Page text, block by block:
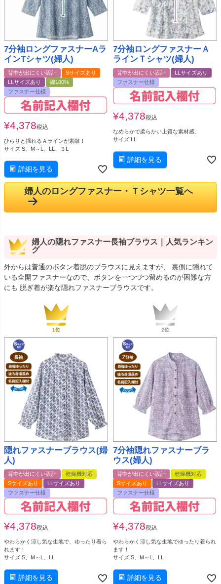
7分袖ロングファスナーAラ
インTシャツ(婦人)
背中が出にくい設計
Sサイズあり
LLサイズあり
綿100%
ファスナー仕様
¥4,378税込
ひらりと揺れるＡラインが素敵！
サイズ S、M～L、LL、３L
詳細を見る
7分袖ロングファスナーＡ
ラインＴシャツ(婦人)
背中が出にくい設計
LLサイズあり
ファスナー仕様
¥4,378税込
なめらかで柔らかい上質な素材感。
サイズ LL
詳細を見る
婦人のロングファスナー・Ｔシャツ一覧へ
婦人の隠れファスナー長袖ブラウス｜人気ランキン
グ
外からは普通のボタン着脱のブラウスに見えますが、 裏側に隠れて
いる全開ファスナーなので、ボタンを一つづつ留めるのが困難な方
にも 脱ぎ着が楽な隠れファスナーブラウスです。
隠れファスナーブラウス(婦
人)
背中が出にくい設計
乾燥機対応
Sサイズあり
LLサイズあり
ファスナー仕様
¥4,378税込
やわらかく涼し気な生地で、ゆったり着ら
れます！
サイズ S、M～L、LL
詳細を見る
7分袖隠れファスナーブラ
ウス(婦人)
背中が出にくい設計
乾燥機対応
Sサイズあり
LLサイズあり
ファスナー仕様
¥4,378税込
やわらかく涼し気な生地でゆったり着られ
ます！
サイズ S、M～L、LL
詳細を見る